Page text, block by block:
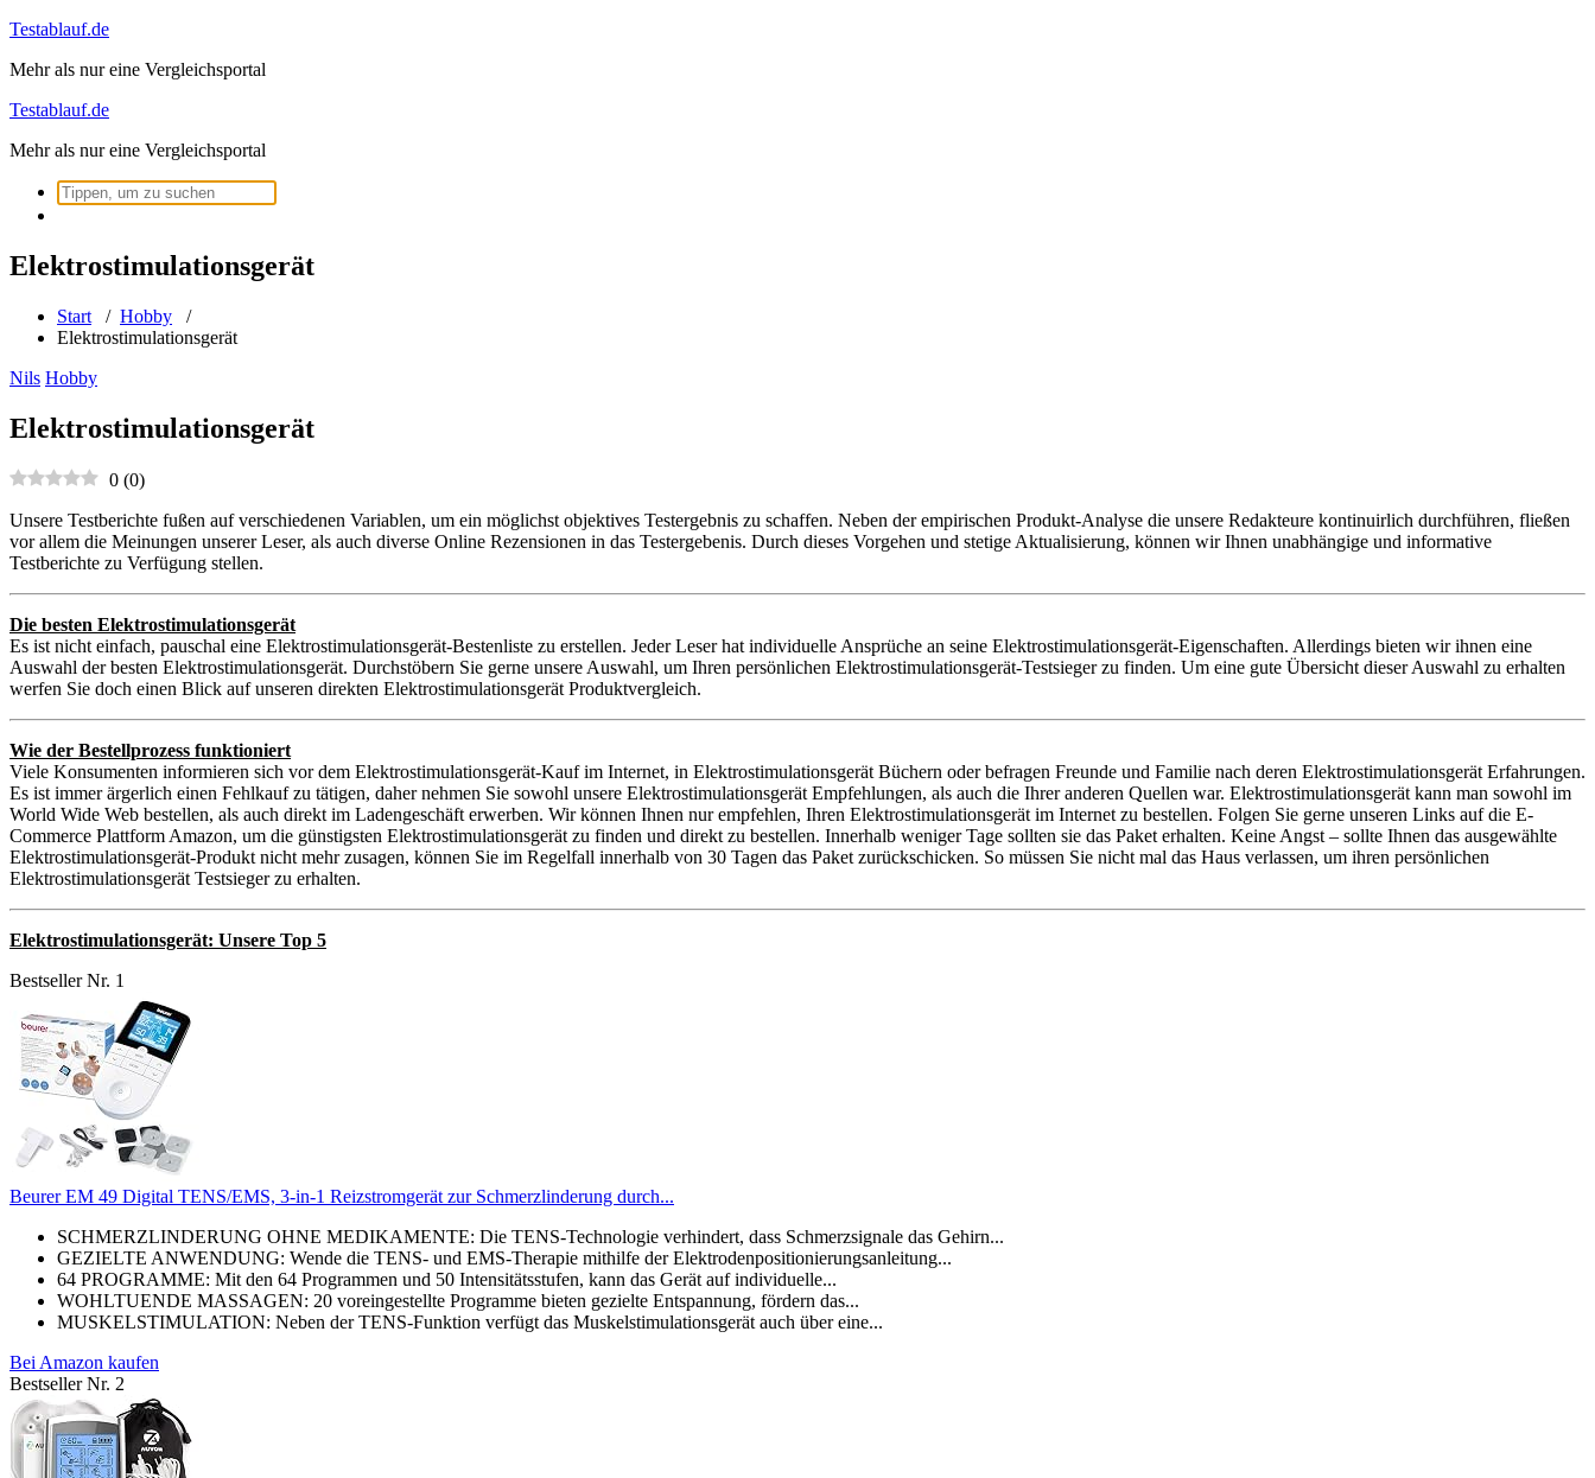
Zum
springen
Testablauf.de
Mehr als nur eine Vergleichsportal
Testablauf.de
Mehr als nur eine Vergleichsportal
Suchen
nach:
Elektrostimulationsgerät
Start / Hobby /
Elektrostimulationsgerät
Nils Hobby
Elektrostimulationsgerät
0 (0)
Unsere Testberichte fußen auf verschiedenen Variablen, um ein möglichst objektives Testergebnis zu schaffen. Neben der empirischen Produkt-Analyse die unsere Redakteure kontinuirlich durchführen, fließen
vor allem die Meinungen unserer Leser, als auch diverse Online Rezensionen in das Testergebenis. Durch dieses Vorgehen und stetige Aktualisierung, können wir Ihnen unabhängige und informative
Testberichte zu Verfügung stellen.
Die besten Elektrostimulationsgerät
Es ist nicht einfach, pauschal eine Elektrostimulationsgerät-Bestenliste zu erstellen. Jeder Leser hat individuelle Ansprüche an seine Elektrostimulationsgerät-Eigenschaften. Allerdings bieten wir ihnen eine
Auswahl der besten Elektrostimulationsgerät. Durchstöbern Sie gerne unsere Auswahl, um Ihren persönlichen Elektrostimulationsgerät-Testsieger zu finden. Um eine gute Übersicht dieser Auswahl zu erhalten
werfen Sie doch einen Blick auf unseren direkten Elektrostimulationsgerät Produktvergleich.
Wie der Bestellprozess funktioniert
Viele Konsumenten informieren sich vor dem Elektrostimulationsgerät-Kauf im Internet, in Elektrostimulationsgerät Büchern oder befragen Freunde und Familie nach deren Elektrostimulationsgerät Erfahrungen.
Es ist immer ärgerlich einen Fehlkauf zu tätigen, daher nehmen Sie sowohl unsere Elektrostimulationsgerät Empfehlungen, als auch die Ihrer anderen Quellen war. Elektrostimulationsgerät kann man sowohl im
World Wide Web bestellen, als auch direkt im Ladengeschäft erwerben. Wir können Ihnen nur empfehlen, Ihren Elektrostimulationsgerät im Internet zu bestellen. Folgen Sie gerne unseren Links auf die E-
Commerce Plattform Amazon, um die günstigsten Elektrostimulationsgerät zu finden und direkt zu bestellen. Innerhalb weniger Tage sollten sie das Paket erhalten. Keine Angst – sollte Ihnen das ausgewählte
Elektrostimulationsgerät-Produkt nicht mehr zusagen, können Sie im Regelfall innerhalb von 30 Tagen das Paket zurückschicken. So müssen Sie nicht mal das Haus verlassen, um ihren persönlichen
Elektrostimulationsgerät Testsieger zu erhalten.
Elektrostimulationsgerät: Unsere Top 5
Bestseller Nr. 1
Beurer EM 49 Digital TENS/EMS, 3-in-1 Reizstromgerät zur Schmerzlinderung durch...
SCHMERZLINDERUNG OHNE MEDIKAMENTE: Die TENS-Technologie verhindert, dass Schmerzsignale das Gehirn...
GEZIELTE ANWENDUNG: Wende die TENS- und EMS-Therapie mithilfe der Elektrodenpositionierungsanleitung...
64 PROGRAMME: Mit den 64 Programmen und 50 Intensitätsstufen, kann das Gerät auf individuelle...
WOHLTUENDE MASSAGEN: 20 voreingestellte Programme bieten gezielte Entspannung, fördern das...
MUSKELSTIMULATION: Neben der TENS-Funktion verfügt das Muskelstimulationsgerät auch über eine...
Bei Amazon kaufen
Bestseller Nr. 2